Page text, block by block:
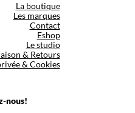
La boutique
Les marques
Contact
Eshop
Le studio
& Retours
& Cookies
nous!